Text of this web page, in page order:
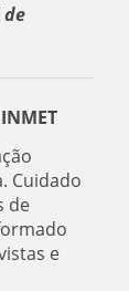
Cuidado
de
e